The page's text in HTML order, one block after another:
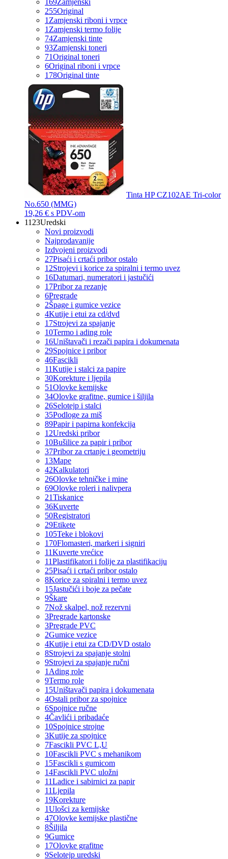
169Zamjenski
255Original
1 Zamjenski riboni i vrpce
1 Zamjenski termo folije
74Zamjenski tinte
93Zamjenski toneri
71Original toneri
6Original riboni i vrpce
178Original tinte
Tinta HP CZ102AE Tri-color
No.650 (MMG)
19,26 € s PDV-om
1123Uredski
Novi proizvodi
Najprodavanije
Izdvojeni proizvodi
27Pisaći i crtaći pribor ostalo
12Strojevi i korice za spiralni i termo uvez
16Datumari, numeratori i jastučići
17Pribor za rezanje
6Pregrade
2Špage i gumice vezice
4Kutije i etui za cd/dvd
17Strojevi za spajanje
10Termo i ading role
16Uništavači i rezači papira i dokumenata
29Spojnice i pribor
46Fascikli
11Kutije i stalci za papire
30Korekture i ljepila
51Olovke kemijske
34Olovke grafitne, gumice i šiljila
26Selotejp i stalci
35Podloge za miš
89Papir i papirna konfekcija
12Uredski pribor
10Bušilice za papir i pribor
37Pribor za crtanje i geometriju
13Mape
42Kalkulatori
26Olovke tehničke i mine
69Olovke roleri i nalivpera
21Tiskanice
36Kuverte
50Registratori
29Etikete
105Teke i blokovi
170Flomasteri, markeri i signiri
11Kuverte vrećice
11Plastifikatori i folije za plastifikaciju
25Pisaći i crtaći pribor ostalo
8Korice za spiralni i termo uvez
15Jastučići i boje za pečate
9Škare
7Nož skalpel, nož rezervni
3Pregrade kartonske
3Pregrade PVC
2Gumice vezice
4Kutije i etui za CD/DVD ostalo
8Strojevi za spajanje stolni
9Strojevi za spajanje ručni
1 Ading role
9Termo role
15Uništavači papira i dokumenata
4Ostali pribor za spojnice
6Spojnice ručne
4Čavlići i pribadaće
10Spojnice strojne
3Kutije za spojnice
7Fascikli PVC L,U
10Fascikli PVC s mehanikom
15Fascikli s gumicom
14Fascikli PVC uložni
11Ladice i sabirnici za papir
11Ljepila
19Korekture
1Ulošci za kemijske
47Olovke kemijske plastične
8Šiljila
9Gumice
17Olovke grafitne
9Selotejp uredski